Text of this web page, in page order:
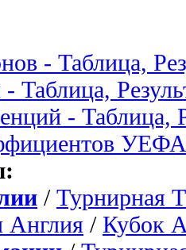
- Таблица,
Таблица,
- Таблица,
УЕФА
/ Турнирная
/ Кубок